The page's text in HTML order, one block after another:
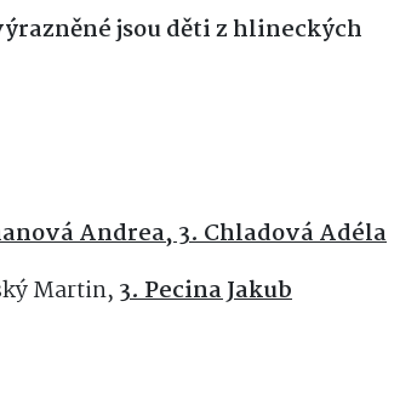
jsou děti z hlineckých
Andrea, 3. Chladová Adéla
Martin, 3. Pecina Jakub